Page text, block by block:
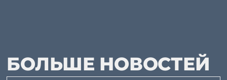
БОЛЬШЕ НОВОСТЕЙ